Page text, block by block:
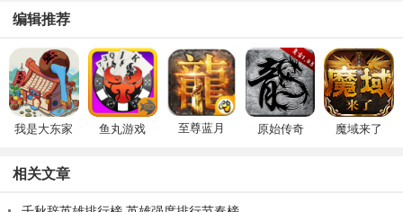
编辑推荐
我是大东家 鱼丸游戏 至尊蓝月 原始传奇 魔域来了
相关文章